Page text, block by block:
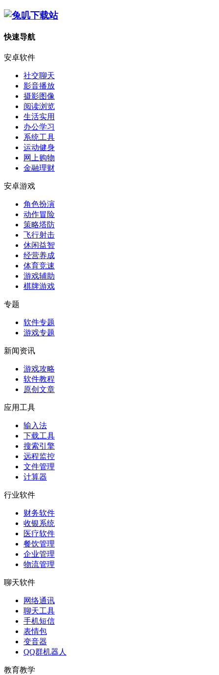
快速导航
安卓软件
社交聊天
影音播放
摄影图像
阅读浏览
生活实用
办公学习
系统工具
运动健身
网上购物
金融理财
安卓游戏
角色扮演
动作冒险
策略塔防
飞行射击
休闲益智
经营养成
体育竞速
游戏辅助
棋牌游戏
专题
软件专题
游戏专题
新闻资讯
游戏攻略
软件教程
原创文章
应用工具
输入法
下载工具
搜索引擎
远程监控
文件管理
计算器
行业软件
财务软件
收银系统
医疗软件
餐饮管理
企业管理
物流管理
聊天软件
网络通讯
聊天工具
手机短信
表情包
变音器
QQ群机器人
教育教学